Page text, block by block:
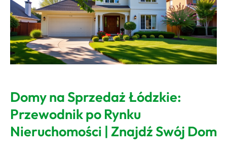
Domy na Sprzedaż Łódzkie:
Przewodnik po Rynku
Nieruchomości | Znajdź Swój Dom